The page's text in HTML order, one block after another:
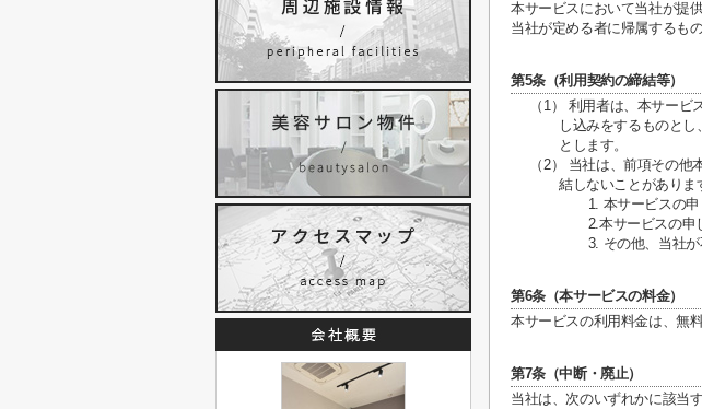
本サービスにおいて当社が提
当社が定める者に帰属するもの
第5条（利用契約の締結等）
（1） 利用者は、本サー
し込みをするものと
とします。
（2） 当社は、前項その
結しないことがありま
1. 本サービスの
2.本サービスの申
3. その他、当社
第6条（本サービスの料金）
本サービスの利用料金は、無料
第7条（中断・廃止）
当社は、次のいずれかに該当